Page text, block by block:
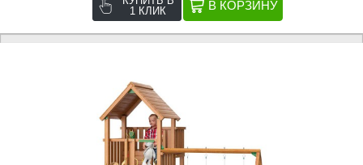
1 КЛИК